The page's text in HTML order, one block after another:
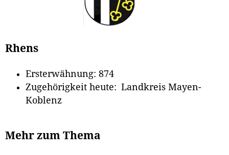
Rhens
Ersterwähnung: 874
Zugehörigkeit heute: Landkreis Mayen-
Koblenz
Mehr zum Thema